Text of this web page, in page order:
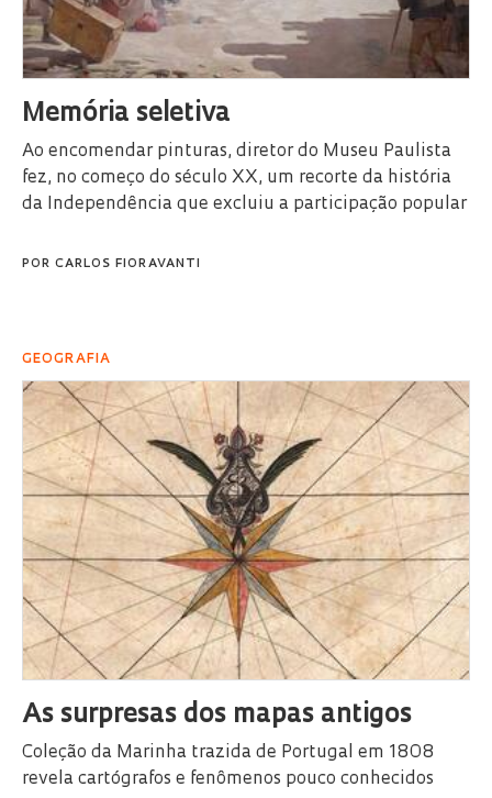
Memória seletiva
Ao encomendar pinturas, diretor do Museu Paulista
fez, no começo do século XX, um recorte da história
da Independência que excluiu a participação popular
POR CARLOS FIORAVANTI
GEOGRAFIA
As surpresas dos mapas antigos
Coleção da Marinha trazida de Portugal em 1808
revela cartógrafos e fenômenos pouco conhecidos